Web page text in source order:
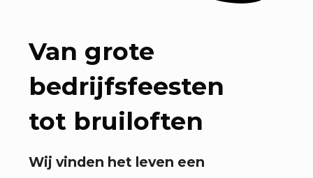
Van grote
bedrijfsfeesten
tot bruiloften
Wij vinden het leven een